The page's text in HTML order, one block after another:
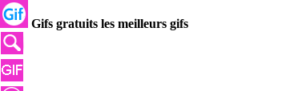
Gifs gratuits les meilleurs gifs